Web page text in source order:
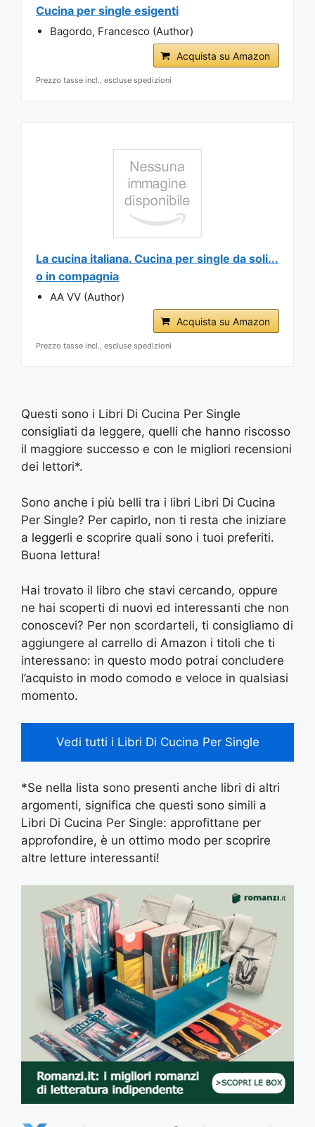
Cucina per single esigenti
Bagordo, Francesco (Author)
Acquista su Amazon
Prezzo tasse incl., escluse spedizioni
La cucina italiana. Cucina per single da soli...
o in compagnia
AA VV (Author)
Acquista su Amazon
Prezzo tasse incl., escluse spedizioni
Questi sono i Libri Di Cucina Per Single
consigliati da leggere, quelli che hanno riscosso
il maggiore successo e con le migliori recensioni
dei lettori*.
Sono anche i più belli tra i libri Libri Di Cucina
Per Single? Per capirlo, non ti resta che iniziare
a leggerli e scoprire quali sono i tuoi preferiti.
Buona lettura!
Hai trovato il libro che stavi cercando, oppure
ne hai scoperti di nuovi ed interessanti che non
conoscevi? Per non scordarteli, ti consigliamo di
aggiungere al carrello di Amazon i titoli che ti
interessano: in questo modo potrai concludere
l’acquisto in modo comodo e veloce in qualsiasi
momento.
Vedi tutti i Libri Di Cucina Per Single
*Se nella lista sono presenti anche libri di altri
argomenti, significa che questi sono simili a
Libri Di Cucina Per Single: approfittane per
approfondire, è un ottimo modo per scoprire
altre letture interessanti!